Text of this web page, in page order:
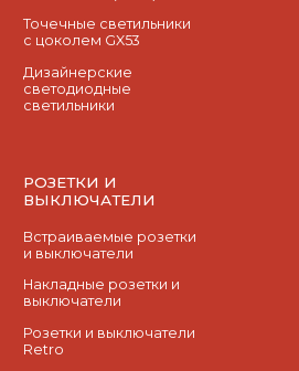
Точечные светильники
с цоколем GX53
Дизайнерские
светодиодные
светильники
РОЗЕТКИ И
ВЫКЛЮЧАТЕЛИ
Встраиваемые розетки
и выключатели
Накладные розетки и
выключатели
Розетки и выключатели
Retro